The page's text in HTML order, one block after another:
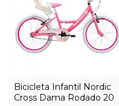
Bicicleta Infantil Nordic
Cross Dama Rodado 20